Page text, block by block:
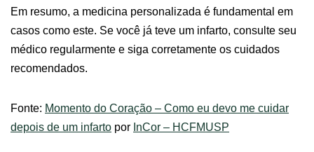
Em resumo, a medicina personalizada é fundamental em
casos como este. Se você já teve um infarto, consulte seu
médico regularmente e siga corretamente os cuidados
recomendados.
Fonte: Momento do Coração – Como eu devo me cuidar
depois de um infarto por InCor – HCFMUSP